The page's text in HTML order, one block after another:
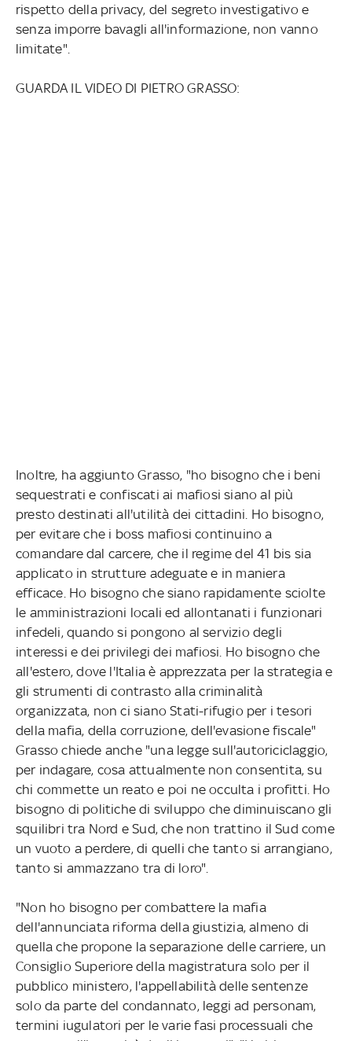
rispetto della privacy, del segreto investigativo e
senza imporre bavagli all'informazione, non vanno
limitate".
GUARDA IL VIDEO DI PIETRO GRASSO:
Inoltre, ha aggiunto Grasso, "ho bisogno che i beni
sequestrati e confiscati ai mafiosi siano al più
presto destinati all'utilità dei cittadini. Ho bisogno,
per evitare che i boss mafiosi continuino a
comandare dal carcere, che il regime del 41 bis sia
applicato in strutture adeguate e in maniera
efficace. Ho bisogno che siano rapidamente sciolte
le amministrazioni locali ed allontanati i funzionari
infedeli, quando si pongono al servizio degli
interessi e dei privilegi dei mafiosi. Ho bisogno che
all'estero, dove l'Italia è apprezzata per la strategia e
gli strumenti di contrasto alla criminalità
organizzata, non ci siano Stati-rifugio per i tesori
della mafia, della corruzione, dell'evasione fiscale"
Grasso chiede anche "una legge sull'autoriciclaggio,
per indagare, cosa attualmente non consentita, su
chi commette un reato e poi ne occulta i profitti. Ho
bisogno di politiche di sviluppo che diminuiscano gli
squilibri tra Nord e Sud, che non trattino il Sud come
un vuoto a perdere, di quelli che tanto si arrangiano,
tanto si ammazzano tra di loro".
"Non ho bisogno per combattere la mafia
dell'annunciata riforma della giustizia, almeno di
quella che propone la separazione delle carriere, un
Consiglio Superiore della magistratura solo per il
pubblico ministero, l'appellabilità delle sentenze
solo da parte del condannato, leggi ad personam,
termini iugulatori per le varie fasi processuali che